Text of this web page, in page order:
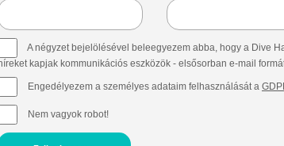
A négyzet bejelölésével beleegyezem abba, hogy a Dive
híreket kapjak kommunikációs eszközök - elsősorban e-mail
Engedélyezem a személyes adataim felhasználását a
Nem vagyok robot!